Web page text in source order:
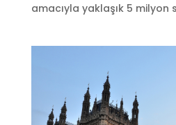
amacıyla yaklaşık 5 milyon